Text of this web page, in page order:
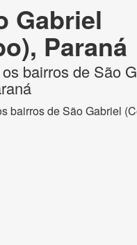
Gabriel
Paraná
bairros de São
bairros de São Gabriel